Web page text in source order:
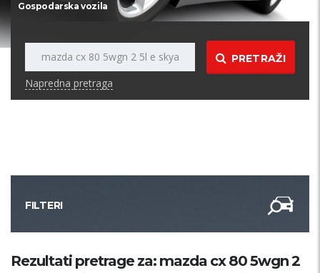
Gospodarska vozila
PRETRAŽI
Napredna pretraga
FILTERI
Kategorija
Rezultati pretrage za: mazda cx 80 5wgn 2